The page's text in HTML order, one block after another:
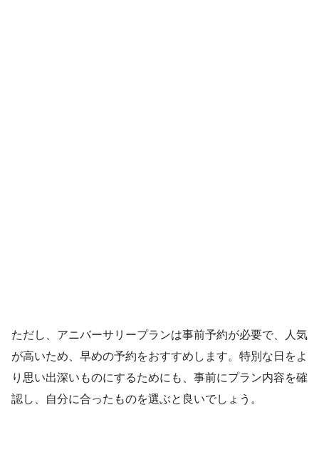
ただし、アニバーサリープランは事前予約が必要で、人気
が高いため、早めの予約をおすすめします。特別な日をよ
り思い出深いものにするためにも、事前にプラン内容を確
認し、自分に合ったものを選ぶと良いでしょう。